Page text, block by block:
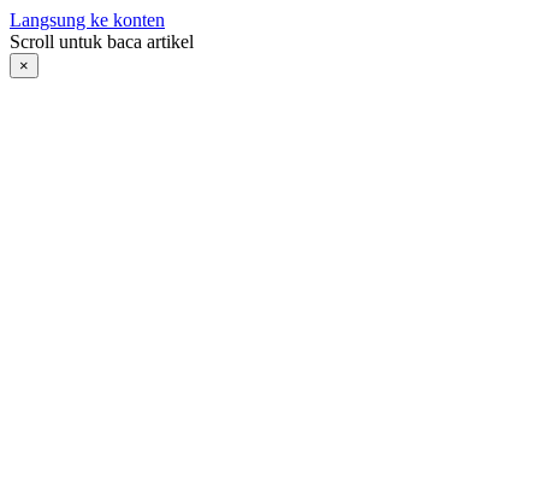
Langsung ke konten
Scroll untuk baca artikel
×